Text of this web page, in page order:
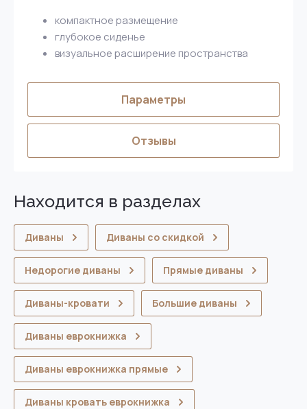
компактное размещение
глубокое сиденье
визуальное расширение пространства
Параметры
Отзывы
Находится в разделах
Диваны Диваны со скидкой
Недорогие диваны Прямые диваны
Диваны-кровати Большие диваны
Диваны еврокнижка
Диваны еврокнижка прямые
Диваны кровать еврокнижка